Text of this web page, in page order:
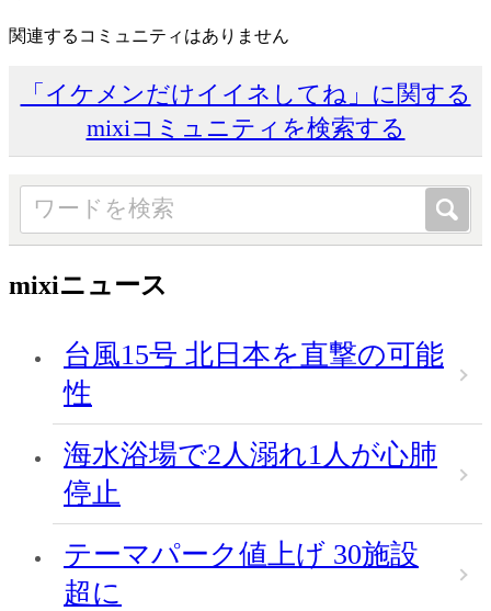
関連するコミュニティはありません
「イケメンだけイイネしてね」に関する
mixiコミュニティを検索する
mixiニュース
台風15号 北日本を直撃の可能
性
海水浴場で2人溺れ1人が心肺
停止
テーマパーク値上げ 30施設
超に